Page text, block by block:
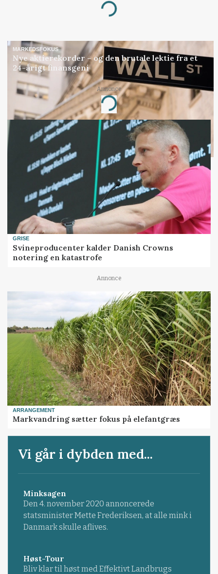
Loading...
MARKEDSFOKUS
Nye aktierekorder – og den brutale lektie fra et
24-årigt finansgeni
Annonce
Loading...
GRISE
Svineproducenter kalder Danish Crowns
notering en katastrofe
Annonce
ARRANGEMENT
Markvandring sætter fokus på elefantgræs
Vi går i dybden med...
Minksagen
Den 4. november 2020 annoncerede
statsminister Mette Frederiksen, at alle mink i
Danmark skulle aflives.
Høst-Tour
Bliv klar til høst med Effektivt Landbrugs